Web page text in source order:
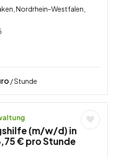
Nordrhein-Westfalen,
/ Stunde
(m/w/d) in
€ pro Stunde